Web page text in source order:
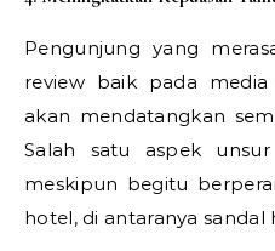
Pengunjung yang
review baik pada
akan mendatangkan
Salah satu aspek
meskipun begitu
hotel, di antaranya sandal